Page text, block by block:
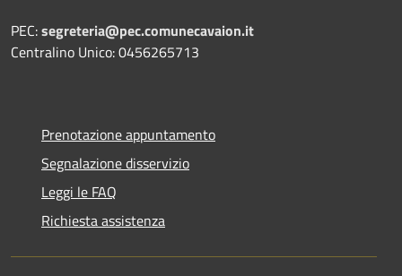
PEC:segreteria@pec.comunecavaion.it
Centralino Unico: 0456265713
Prenotazione appuntamento
Segnalazione disservizio
Leggi le FAQ
Richiesta assistenza